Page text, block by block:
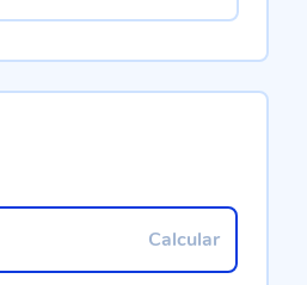
Calcular